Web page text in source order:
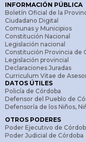
INFORMACIÓN PÚBLICA
Boletín Oficial de la
Ciudadano Digital
Comunas y Municipios
Constitución Nacional
Legislación nacional
Constitución Provincia de
Legislación provincial
Declaraciones Juradas
Curriculum Vitae de
DATOS ÚTILES
Policía de Córdoba
Defensor del Pueblo de
Defensoría de los Niños,
OTROS PODERES
Poder Ejecutivo de
Poder Judicial de Córdoba